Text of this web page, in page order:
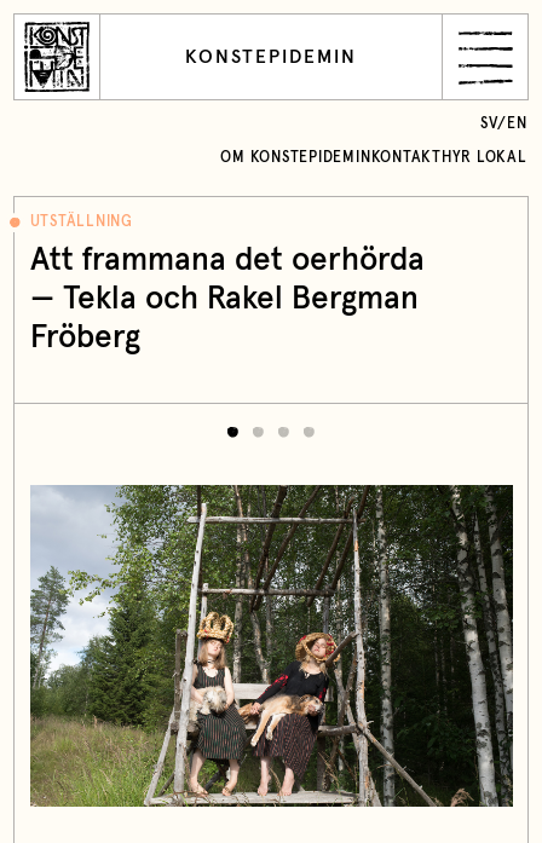
KONSTEPIDEMIN
OM KONSTEPIDEMIN KONTAKT HYR LOKAL
SV/ EN
UTSTÄLLNING
Att frammana det oerhörda
— Tekla och Rakel Bergman
Fröberg